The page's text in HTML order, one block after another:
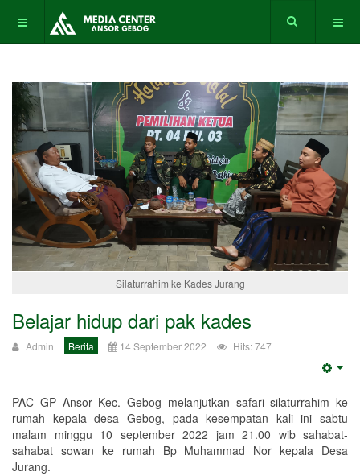
Silaturrahim ke Kades Jurang
Belajar hidup dari pak kades
Admin Berita 14 September 2022 Hits: 747
PAC GP Ansor Kec. Gebog melanjutkan safari silaturrahim ke
rumah kepala desa Gebog, pada kesempatan kali ini sabtu
malam minggu 10 september 2022 jam 21.00 wib sahabat-
sahabat sowan ke rumah Bp Muhammad Nor kepala Desa
Jurang.